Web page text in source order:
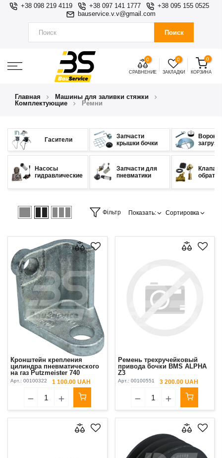
+38 098 219 4119 +38 097 141 1777
+38 095 155 0525
bauservice.v.v@gmail.com
Поиск
0
СРАВНЕНИЕ
0
ЗАКЛАДКИ
0
КОРЗИНА
Главная
Машины для заливки стяжки
Комплектующие
Ремни
Гасители
Запчасти
крышки бочки
Насосы
гидравлические
Запчасти для
пневматики
Клапан
Фільтр Показать: Сортировка
Кронштейн крепления
цилиндра пневматического
на газ Putzmeister 740
Original
Арт.: 00100322 1 100.00 UAH
Ремень трехручейковый
привода бочки BMS ALPHA
Z3
Арт.: 00100551 3 200.00 UAH